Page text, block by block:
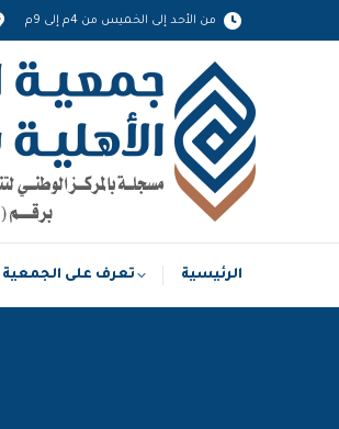
من الأحد إلى الخميس من 4م إلى 9م
الرئيسية تعرف على الجمعية
تعرف على